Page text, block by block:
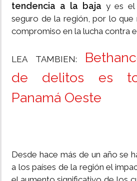
tendencia a la baja y es el
seguro de la región, por lo que
compromiso en la lucha contra
LEA TAMBIEN:
de delitos es
Panamá Oeste
Desde hace más de un año se
a los países de la región el